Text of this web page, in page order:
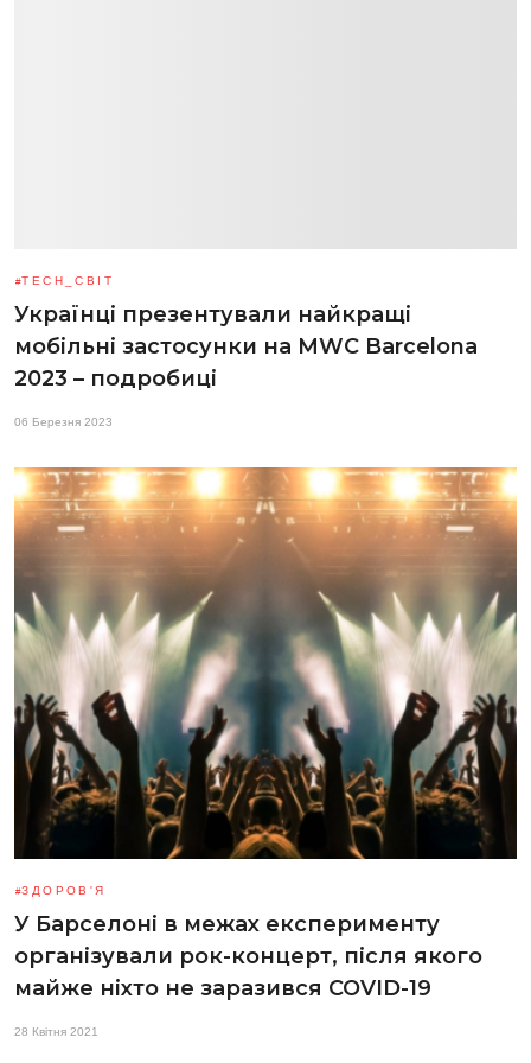
TECH_СВІТ
Українці презентували найкращі
мобільні застосунки на MWC Barcelona
2023 – подробиці
06 Березня 2023
ЗДОРОВ'Я
У Барселоні в межах експерименту
організували рок-концерт, після якого
майже ніхто не заразився COVID-19
28 Квітня 2021